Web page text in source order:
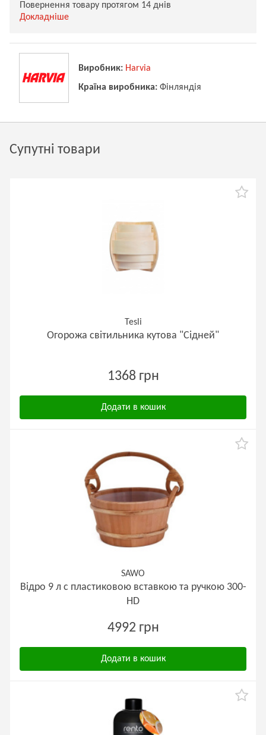
Повернення товару протягом 14 днів
Докладніше
Виробник: Harvia
Країна виробника: Фінляндія
Супутні товари
Tesli
Огорожа світильника кутова "Сідней"
1368 грн
Додати в кошик
SAWO
Відро 9 л с пластиковою вставкою та ручкою 300-
HD
4992 грн
Додати в кошик